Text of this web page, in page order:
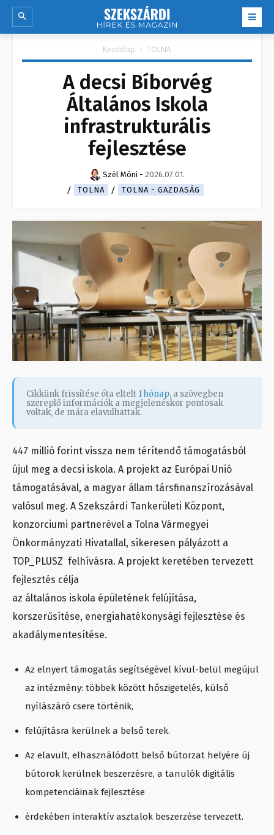
Kezdőlap TOLNA
A decsi Bíborvég
Általános Iskola
infrastrukturális
fejlesztése
Szél Móni - 2026.07.01.
TOLNA
TOLNA - GAZDASÁG
Cikkünk frissítése óta eltelt 1 hónap, a szövegben
szereplő információk a megjelenéskor pontosak
voltak, de mára elavulhattak.
447 millió forint vissza nem térítendő támogatásból
újul meg a decsi iskola. A projekt az Európai Unió
támogatásával, a magyar állam társfinanszírozásával
valósul meg. A Szekszárdi Tankerületi Központ,
konzorciumi partnerével a Tolna Vármegyei
Önkormányzati Hivatallal, sikeresen pályázott a
TOP_PLUSZ felhívásra. A projekt keretében tervezett
fejlesztés célja
az általános iskola épületének felújítása,
korszerűsítése, energiahatékonysági fejlesztése és
akadálymentesítése.
Az elnyert támogatás segítségével kívül-belül megújul
az intézmény: többek között hőszigetelés, külső
nyílászáró csere történik,
felújításra kerülnek a belső terek.
Az elavult, elhasználódott belső bútorzat helyére új
bútorok kerülnek beszerzésre, a tanulók digitális
kompetenciáinak fejlesztése
érdekében interaktív asztalok beszerzése tervezett.